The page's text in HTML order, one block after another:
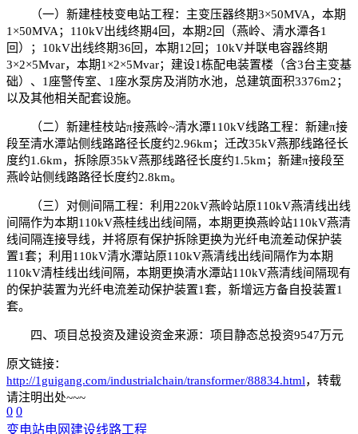
（一）新建桂枝变电站工程：主变压器终期3×50MVA，本期
1×50MVA；110kV出线终期4回，本期2回（燕岭、清水潭各1
回）；10kV出线终期36回，本期12回；10kV并联电容器终期
3×2×5Mvar，本期1×2×5Mvar；建设1栋配电装置楼（含3台主变基
础）、1座警传室、1座水泵房及消防水池，总建筑面积3376m2；
以及其他相关配套设施。
（二）新建桂枝站π接燕岭~清水潭110kV线路工程：新建π接
段至清水潭站侧线路路径长度约2.96km；迁改35kV燕那线路径长
度约1.6km，拆除原35kV燕那线路径长度约1.5km；新建π接段至
燕岭站侧线路路径长度约2.8km。
（三）对侧间隔工程：利用220kV燕岭站原110kV燕清线出线
间隔作为本期110kV燕桂线出线间隔，本期更换燕岭站110kV燕清
线间隔连接导线，并将原有保护拆除更换为光纤电流差动保护装
置1套；利用110kV清水潭站原110kV燕清线出线间隔作为本期
110kV清桂线出线间隔，本期更换清水潭站110kV燕清线间隔现有
的保护装置为光纤电流差动保护装置1套，新增远方备自投装置1
套。
四、项目总投资及建设资金来源：项目静态总投资9547万元
原文链接：
http://1guigang.com/industrialchain/transformer/88834.html，转载
请注明出处~~~
0 0
变电站电网建设线路工程